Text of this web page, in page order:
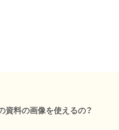
資料の画像を使えるの？